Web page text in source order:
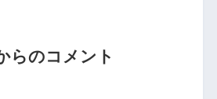
らのコメント